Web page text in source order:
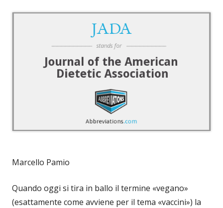
Marcello Pamio
Quando oggi si tira in ballo il termine «vegano»
(esattamente come avviene per il tema «vaccini») la